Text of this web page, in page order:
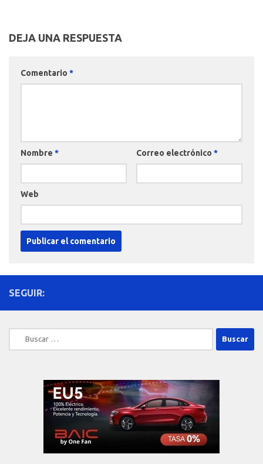
DEJA UNA RESPUESTA
Comentario *
Nombre * Correo electrónico *
Web
SEGUIR:
Buscar: